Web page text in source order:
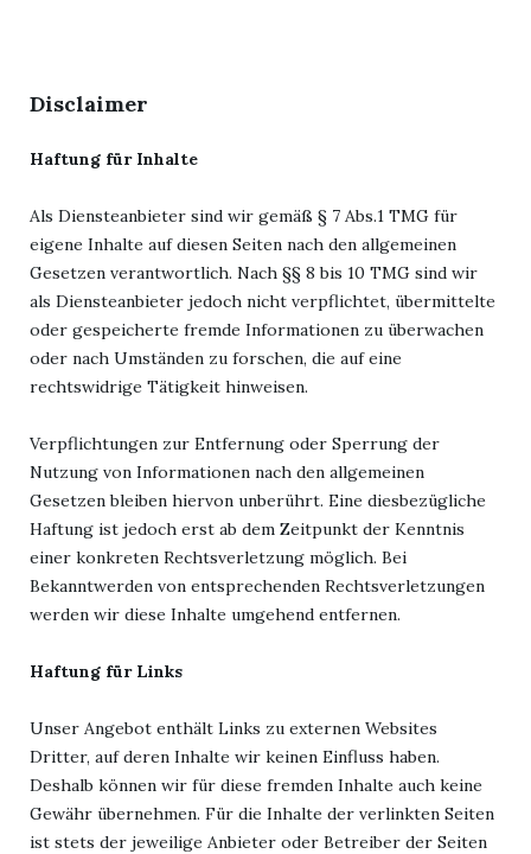
Disclaimer
Haftung für Inhalte
Als Diensteanbieter sind wir gemäß § 7 Abs.1 TMG für
eigene Inhalte auf diesen Seiten nach den allgemeinen
Gesetzen verantwortlich. Nach §§ 8 bis 10 TMG sind wir
als Diensteanbieter jedoch nicht verpflichtet, übermittelte
oder gespeicherte fremde Informationen zu überwachen
oder nach Umständen zu forschen, die auf eine
rechtswidrige Tätigkeit hinweisen.
Verpflichtungen zur Entfernung oder Sperrung der
Nutzung von Informationen nach den allgemeinen
Gesetzen bleiben hiervon unberührt. Eine diesbezügliche
Haftung ist jedoch erst ab dem Zeitpunkt der Kenntnis
einer konkreten Rechtsverletzung möglich. Bei
Bekanntwerden von entsprechenden Rechtsverletzungen
werden wir diese Inhalte umgehend entfernen.
Haftung für Links
Unser Angebot enthält Links zu externen Websites
Dritter, auf deren Inhalte wir keinen Einfluss haben.
Deshalb können wir für diese fremden Inhalte auch keine
Gewähr übernehmen. Für die Inhalte der verlinkten Seiten
ist stets der jeweilige Anbieter oder Betreiber der Seiten